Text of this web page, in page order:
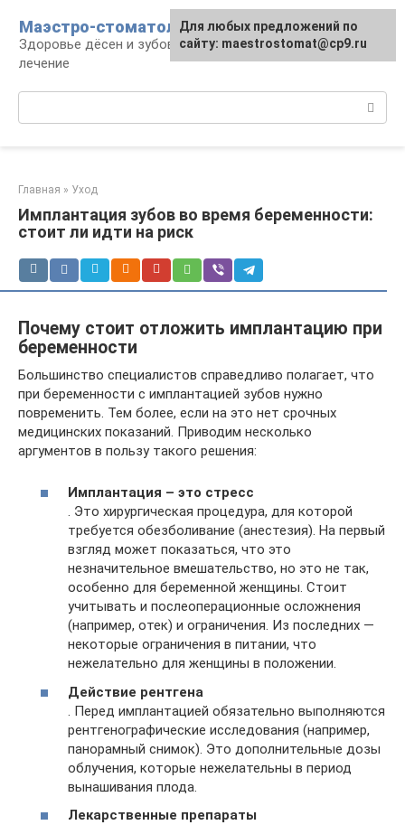
контенту
Маэстро-стоматолог
Здоровье дёсен и зубов, диагностика и
лечение
Главная » Уход
Имплантация зубов во время беременности:
стоит ли идти на риск
Почему стоит отложить имплантацию при
беременности
Большинство специалистов справедливо полагает, что
при беременности с имплантацией зубов нужно
повременить. Тем более, если на это нет срочных
медицинских показаний. Приводим несколько
аргументов в пользу такого решения:
Имплантация – это стресс
. Это хирургическая процедура, для которой
требуется обезболивание (анестезия). На первый
взгляд может показаться, что это
незначительное вмешательство, но это не так,
особенно для беременной женщины. Стоит
учитывать и послеоперационные осложнения
(например, отек) и ограничения. Из последних —
некоторые ограничения в питании, что
нежелательно для женщины в положении.
Действие рентгена
. Перед имплантацией обязательно выполняются
рентгенографические исследования (например,
панорамный снимок). Это дополнительные дозы
облучения, которые нежелательны в период
вынашивания плода.
Лекарственные препараты
Для любых предложений по
сайту: maestrostomat@cp9.ru